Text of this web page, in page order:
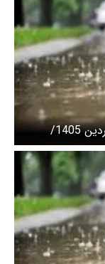
پیش بینی هوای همدان فردا شنبه اول فروردین 1405/